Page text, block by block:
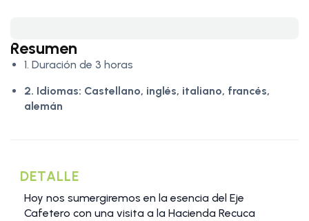
Resumen
1. Duración de 3 horas
2. Idiomas: Castellano, inglés, italiano, francés,
alemán
DETALLE
Hoy nos sumergiremos en la esencia del Eje
Cafetero con una visita a la Hacienda Recuca